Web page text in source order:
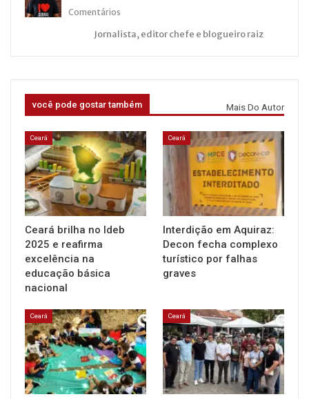
Comentários
Jornalista, editor chefe e blogueiro raiz
você pode gostar também Mais Do Autor
Ceará
Ceará brilha no Ideb
2025 e reafirma
excelência na
educação básica
nacional
Ceará
Interdição em Aquiraz:
Decon fecha complexo
turístico por falhas
graves
Ceará Ceará